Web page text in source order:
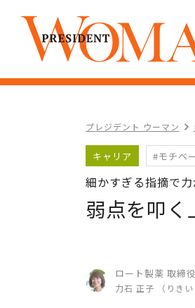
プレジデント ウーマン
キャリア #モチベ
細かすぎる指摘で
弱点を叩
ロート製薬 取締
力石 正子 （りきい